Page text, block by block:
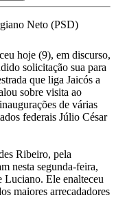
hoje (9), em discurso,
solicitação sua para
que liga Jaicós a
sobre visita ao
de várias
federais Júlio César
Ribeiro, pela
nesta segunda-feira,
Luciano. Ele enalteceu
maiores arrecadadores